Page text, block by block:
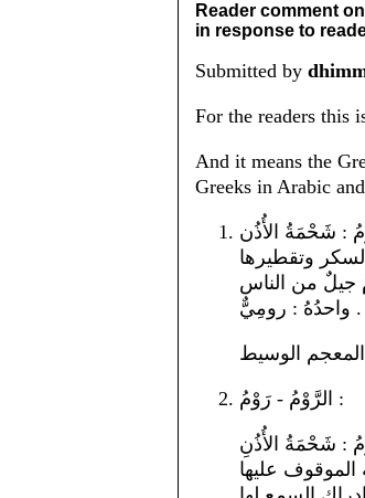
Reader comment
in response to
Submitted by
For the readers this
And it means the
Greeks in Arabic
واحدُهُ : رومِيٌّ .
المعجم الوسيط
الرَّوْمُ - رَوْمُ :
عليها